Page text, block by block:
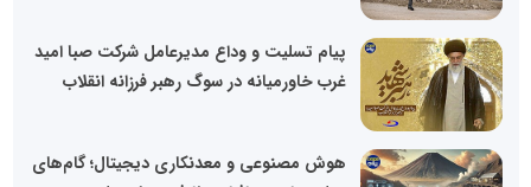
پیام تسلیت و وداع مدیرعامل شرکت صبا امید
غرب خاورمیانه در سوگ رهبر فرزانه انقلاب
هوش مصنوعی و معدنکاری دیجیتال؛ گام‌های